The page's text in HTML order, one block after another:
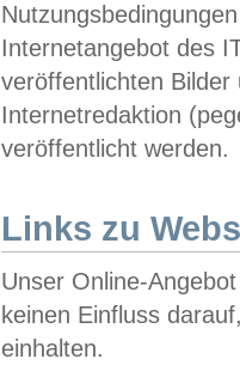
Internetangebot des
veröffentlichten
Internetredaktion
veröffentlicht werden.
Links zu
Unser Online-
keinen Einfluss
einhalten.